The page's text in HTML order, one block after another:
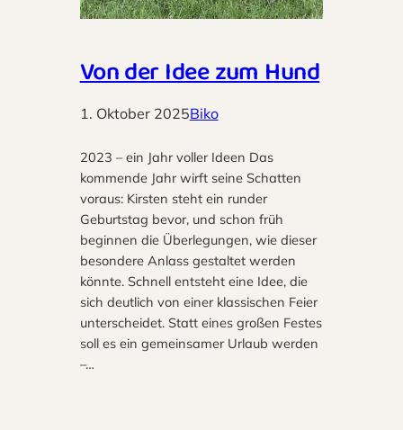
Von der Idee zum Hund
1. Oktober 2025Biko
2023 – ein Jahr voller Ideen Das
kommende Jahr wirft seine Schatten
voraus: Kirsten steht ein runder
Geburtstag bevor, und schon früh
beginnen die Überlegungen, wie dieser
besondere Anlass gestaltet werden
könnte. Schnell entsteht eine Idee, die
sich deutlich von einer klassischen Feier
unterscheidet. Statt eines großen Festes
soll es ein gemeinsamer Urlaub werden
–…